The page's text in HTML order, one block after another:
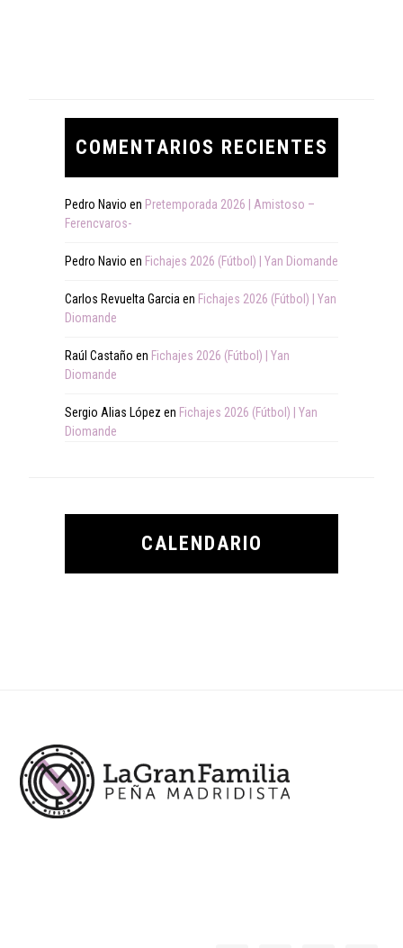
COMENTARIOS RECIENTES
Pedro Navio en Pretemporada 2026 | Amistoso –
Ferencvaros-
Pedro Navio en Fichajes 2026 (Fútbol) | Yan Diomande
Carlos Revuelta Garcia en Fichajes 2026 (Fútbol) | Yan
Diomande
Raúl Castaño en Fichajes 2026 (Fútbol) | Yan
Diomande
Sergio Alias López en Fichajes 2026 (Fútbol) | Yan
Diomande
CALENDARIO